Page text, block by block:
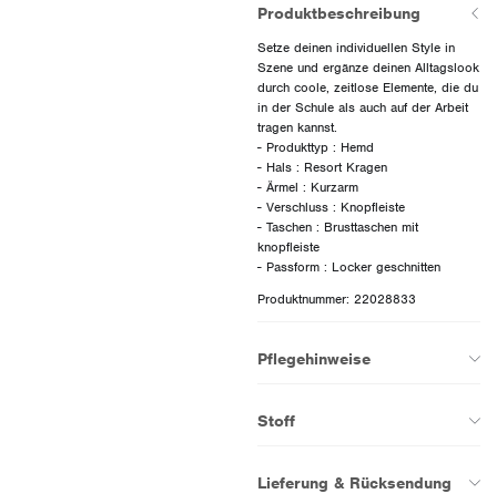
Produktbeschreibung
Setze deinen individuellen Style in
Szene und ergänze deinen Alltagslook
durch coole, zeitlose Elemente, die du
in der Schule als auch auf der Arbeit
tragen kannst.
- Produkttyp : Hemd
- Hals : Resort Kragen
- Ärmel : Kurzarm
- Verschluss : Knopfleiste
- Taschen : Brusttaschen mit
knopfleiste
- Passform : Locker geschnitten
Produktnummer: 22028833
Pflegehinweise
Stoff
Lieferung & Rücksendung